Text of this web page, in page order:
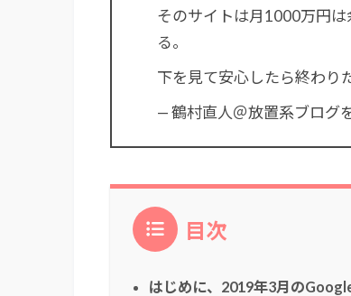
そのサイトは月1000万円
る。
下を見て安心したら終わり
— 鶴村直人＠放置系ブログ
目次
はじめに、2019年3月の